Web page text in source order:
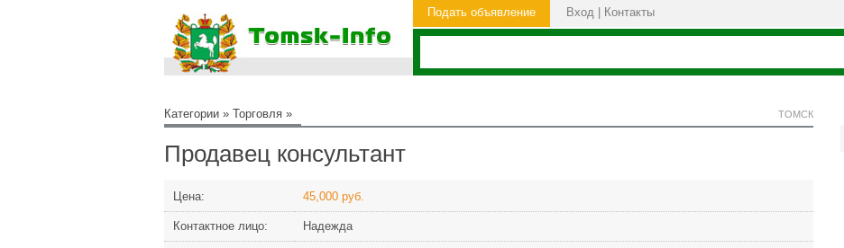
Подать объявление Вход Контакты
Категории » Торговля » ТОМСК
Продавец консультант
Цена: 45,000 руб.
Контактное лицо: Надежда